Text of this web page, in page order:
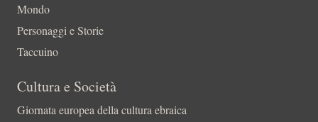
Mondo
Personaggi e Storie
Taccuino
Cultura e Società
Giornata europea della cultura ebraica